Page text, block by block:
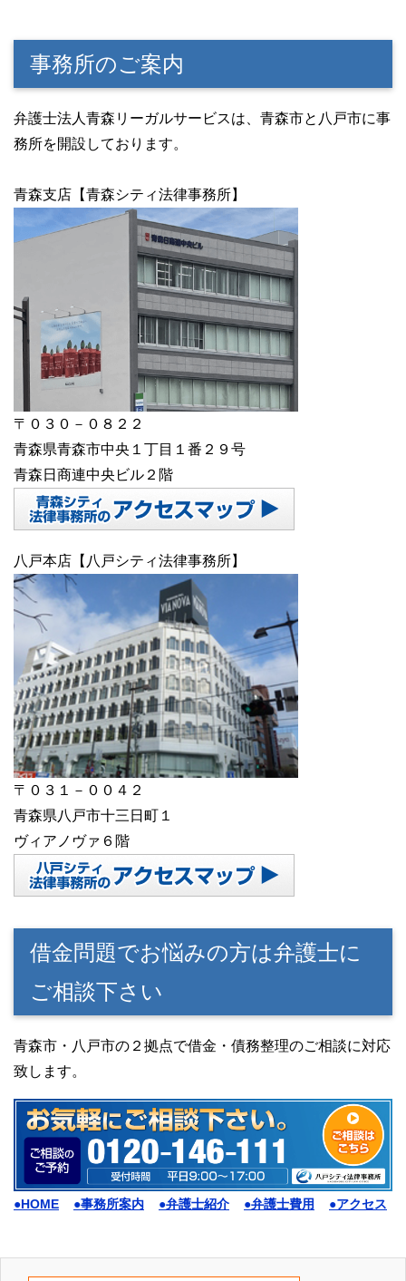
事務所のご案内
弁護士法人青森リーガルサービスは、青森市と八戸市に事
務所を開設しております。
青森支店【青森シティ法律事務所】
〒０３０－０８２２
青森県青森市中央１丁目１番２９号
青森日商連中央ビル２階
八戸本店【八戸シティ法律事務所】
〒０３１－００４２
青森県八戸市十三日町１
ヴィアノヴァ６階
借金問題でお悩みの方は弁護士に
ご相談下さい
青森市・八戸市の２拠点で借金・債務整理のご相談に対応
致します。
●HOME ●事務所案内 ●弁護士紹介 ●弁護士費用 ●アクセス